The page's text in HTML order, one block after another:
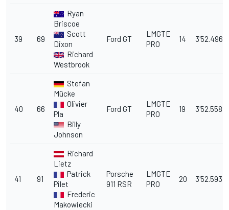
39 69
Ryan
Briscoe
Scott
Dixon
Richard
Westbrook
Ford GT
LMGTE
PRO
14 3'52.496
40 66
Stefan
Mücke
Olivier
Pla
Billy
Johnson
Ford GT
LMGTE
PRO
19 3'52.558
41 91
Richard
Lietz
Patrick
Pilet
Frederic
Makowiecki
Porsche
911 RSR
LMGTE
PRO
20 3'52.593